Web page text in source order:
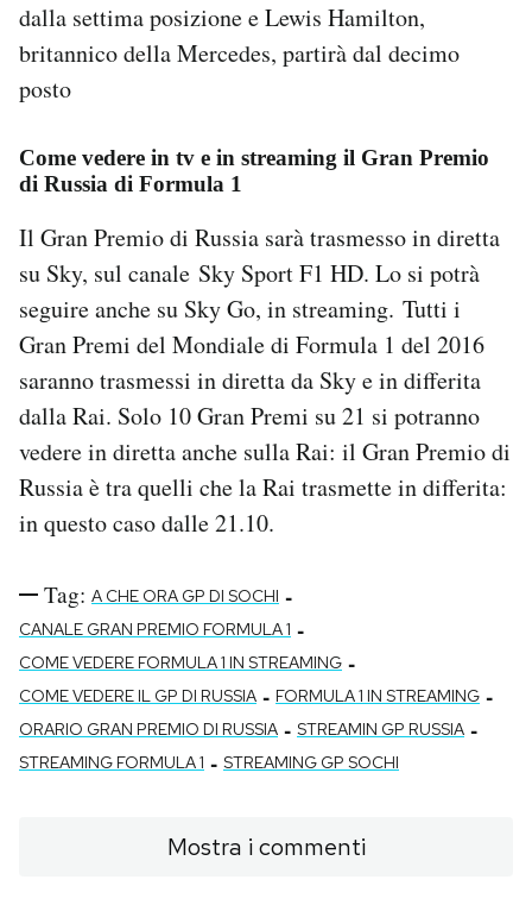
dalla settima posizione e Lewis Hamilton,
britannico della Mercedes, partirà dal decimo
posto
Come vedere in tv e in streaming il Gran Premio
di Russia di Formula 1
Il Gran Premio di Russia sarà trasmesso in diretta
su Sky, sul canale Sky Sport F1 HD. Lo si potrà
seguire anche su Sky Go, in streaming. Tutti i
Gran Premi del Mondiale di Formula 1 del 2016
saranno trasmessi in diretta da Sky e in differita
dalla Rai. Solo 10 Gran Premi su 21 si potranno
vedere in diretta anche sulla Rai: il Gran Premio di
Russia è tra quelli che la Rai trasmette in differita:
in questo caso dalle 21.10.
Tag: A CHE ORA GP DI SOCHI -
CANALE GRAN PREMIO FORMULA 1 -
COME VEDERE FORMULA 1 IN STREAMING -
COME VEDERE IL GP DI RUSSIA - FORMULA 1 IN STREAMING -
ORARIO GRAN PREMIO DI RUSSIA - STREAMIN GP RUSSIA -
STREAMING FORMULA 1 - STREAMING GP SOCHI
Mostra i commenti